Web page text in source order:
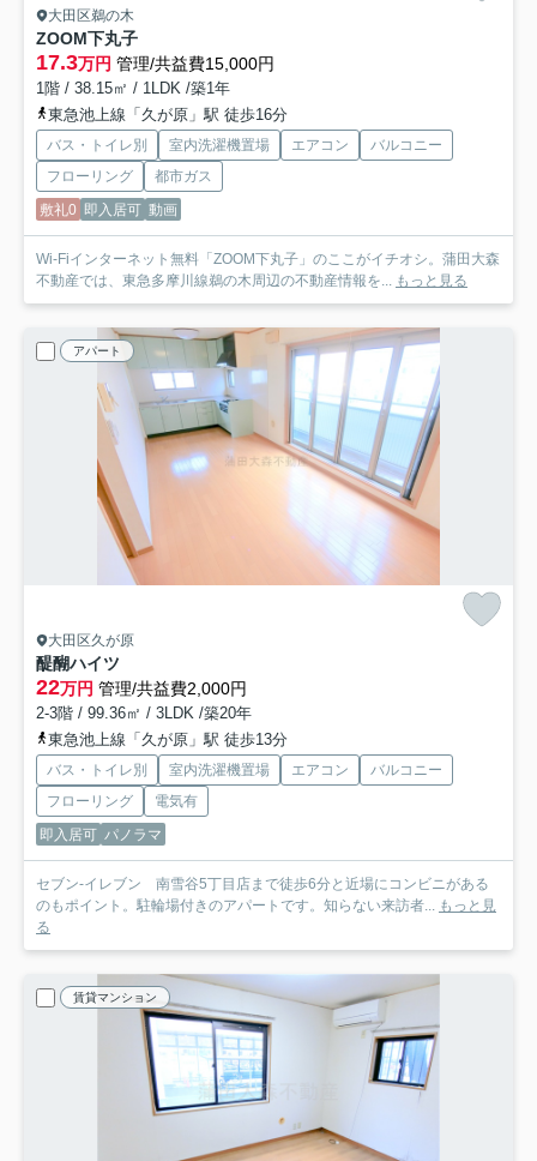
大田区鵜の木
ZOOM下丸子
17.3万円 管理/共益費15,000円
1階 / 38.15㎡ / 1LDK /築1年
東急池上線「久が原」駅 徒歩16分
バス・トイレ別 室内洗濯機置場 エアコン
バルコニー
フローリング
都市ガス
敷礼0 即入居可 動画
Wi-Fiインターネット無料「ZOOM下丸子」のここがイチオシ。蒲田大森
不動産では、東急多摩川線鵜の木周辺の不動産情報を...
もっと見る
アパート
大田区久が原
醍醐ハイツ
22万円 管理/共益費2,000円
2-3階 / 99.36㎡ / 3LDK /築20年
東急池上線「久が原」駅 徒歩13分
バス・トイレ別 室内洗濯機置場 エアコン
バルコニー
フローリング
電気有
即入居可 パノラマ
セブン-イレブン 南雪谷5丁目店まで徒歩6分と近場にコンビニがある
のもポイント。駐輪場付きのアパートです。知らない来訪者...
もっと見
る
賃貸マンション